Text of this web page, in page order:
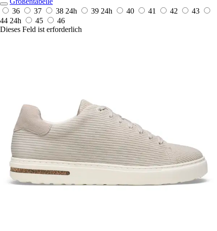
36
37 38 24h 39 24h 40 41 42
43
44 24h 45
46
Dieses Feld ist erforderlich